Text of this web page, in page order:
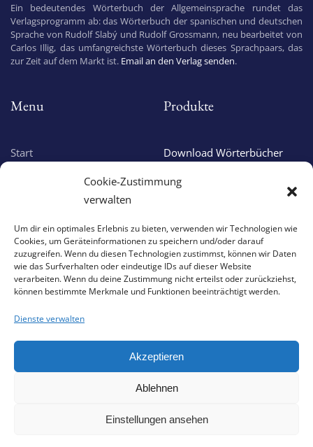
Cookie-Zustimmung
verwalten
Um dir ein optimales Erlebnis zu bieten, verwenden wir Technologien wie
Cookies, um Geräteinformationen zu speichern und/oder darauf
zuzugreifen. Wenn du diesen Technologien zustimmst, können wir Daten
wie das Surfverhalten oder eindeutige IDs auf dieser Website
verarbeiten. Wenn du deine Zustimmung nicht erteilst oder zurückziehst,
können bestimmte Merkmale und Funktionen beeinträchtigt werden.
Dienste verwalten
Akzeptieren
Ablehnen
Einstellungen ansehen
Ein bedeutendes Wörterbuch der Allgemeinsprache rundet das
Verlagsprogramm ab: das Wörterbuch der spanischen und deutschen
Sprache von Rudolf Slabý und Rudolf Grossmann, neu bearbeitet von
Carlos Illig, das umfangreichste Wörterbuch dieses Sprachpaars, das
zur Zeit auf dem Markt ist. Email an den Verlag senden.
Menu
Start
Produkte
Download Wörterbücher
Service & Support
Support
Download Version
Impressum
Cookie-Hinweis
Powered byAHerchi WebDesign GmbH